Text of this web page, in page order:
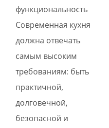
функциональность
Современная кухня
должна отвечать
самым высоким
требованиям: быть
практичной,
долговечной,
безопасной и